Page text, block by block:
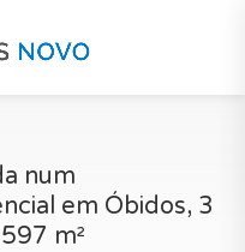
num
em Óbidos, 3
m²